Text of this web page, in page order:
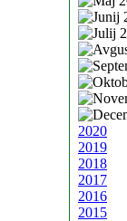
2020
2019
2018
2017
2016
2015